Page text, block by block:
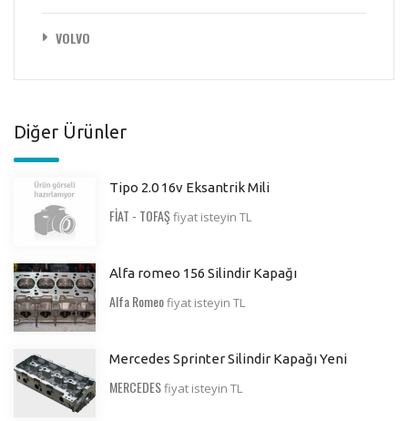
VOLVO
Diğer Ürünler
Tipo 2.0 16v Eksantrik Mili
FİAT - TOFAŞfiyat isteyin TL
Alfa romeo 156 Silindir Kapağı
Alfa Romeofiyat isteyin TL
Mercedes Sprinter Silindir Kapağı Yeni
MERCEDESfiyat isteyin TL